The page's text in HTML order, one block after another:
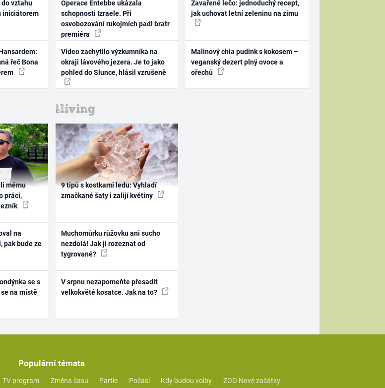
vztahu
iniciátorem
řeč Bona
Operace Entebbe ukázala
schopnosti Izraele. Při
osvobozování rukojmích padl bratr
premiéra
Video zachytilo výzkumníka na
okraji lávového jezera. Je to jako
pohled do Slunce, hlásil vzrušeně
Zavařené lečo: jednoduchý recept,
jak uchovat letní zeleninu na zimu
Malinový chia pudink s kokosem –
veganský dezert plný ovoce a
ořechů
mému
práci,
na
pak bude ze
se s
na místě
9 tipů s kostkami ledu: Vyhladí
zmačkané šaty i zalijí květiny
Muchomůrku růžovku ani sucho
nezdolá! Jak ji rozeznat od
tygrované?
V srpnu nezapomeňte přesadit
velkokvěté kosatce. Jak na to?
Populární témata
TV program Změna času Partie Počasí Kdy budou volby
ZOO Nové začátky